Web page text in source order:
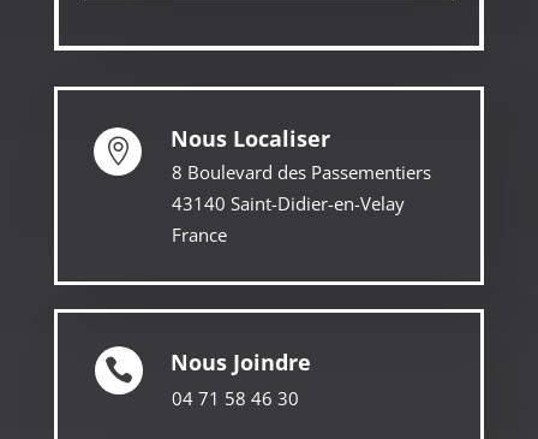
 Nous Localiser
8 Boulevard des Passementiers
43140 Saint-Didier-en-Velay
France
 Nous Joindre
04 71 58 46 30